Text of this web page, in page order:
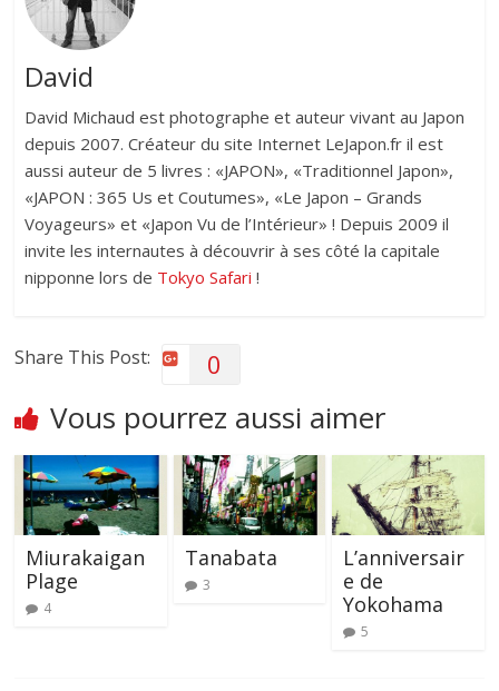
David
David Michaud est photographe et auteur vivant au Japon
depuis 2007. Créateur du site Internet LeJapon.fr il est
aussi auteur de 5 livres : «JAPON», «Traditionnel Japon»,
«JAPON : 365 Us et Coutumes», «Le Japon – Grands
Voyageurs» et «Japon Vu de l’Intérieur» ! Depuis 2009 il
invite les internautes à découvrir à ses côté la capitale
nipponne lors de Tokyo Safari !
Share This Post: 0
Vous pourrez aussi aimer
Miurakaigan
Plage
4
Tanabata
3
L’anniversair
e de
Yokohama
5